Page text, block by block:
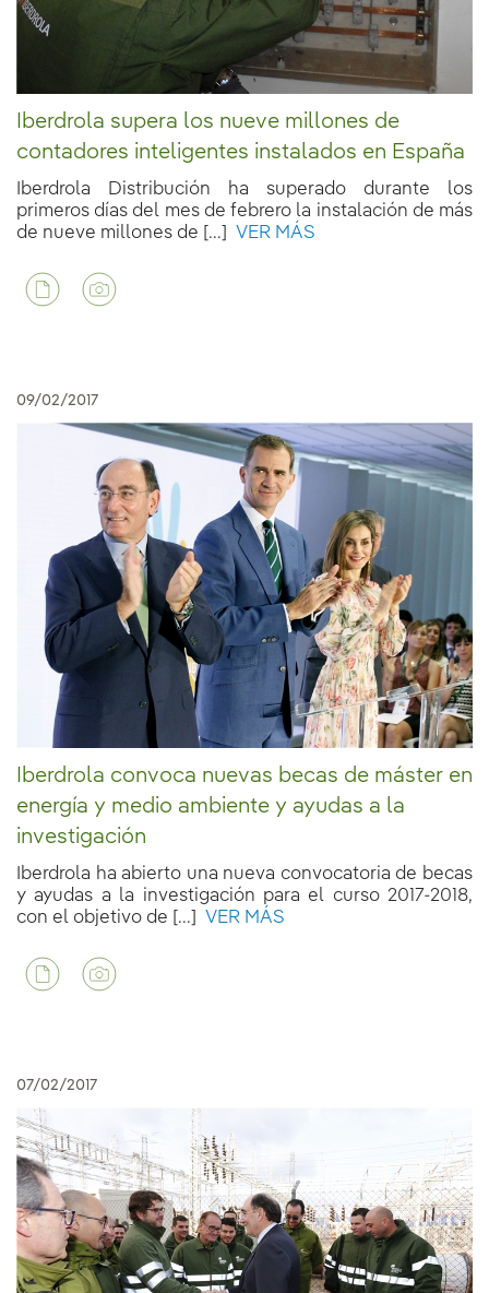
Iberdrola supera los nueve millones de
contadores inteligentes instalados en España
Iberdrola Distribución ha superado durante los
primeros días del mes de febrero la instalación de más
de nueve millones de [...]
VER MÁS
09/02/2017
Iberdrola convoca nuevas becas de máster en
energía y medio ambiente y ayudas a la
investigación
Iberdrola ha abierto una nueva convocatoria de becas
y ayudas a la investigación para el curso 2017-2018,
con el objetivo de [...]
VER MÁS
07/02/2017